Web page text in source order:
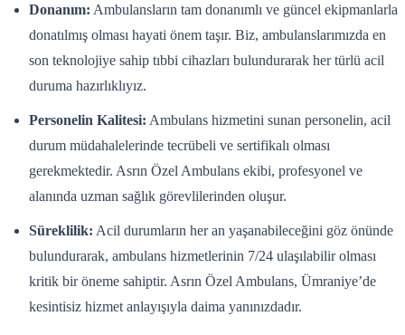
Donanım: Ambulansların tam donanımlı ve güncel ekipmanlarla
donatılmış olması hayati önem taşır. Biz, ambulanslarımızda en
son teknolojiye sahip tıbbi cihazları bulundurarak her türlü acil
duruma hazırlıklıyız.
Personelin Kalitesi: Ambulans hizmetini sunan personelin, acil
durum müdahalelerinde tecrübeli ve sertifikalı olması
gerekmektedir. Asrın Özel Ambulans ekibi, profesyonel ve
alanında uzman sağlık görevlilerinden oluşur.
Süreklilik: Acil durumların her an yaşanabileceğini göz önünde
bulundurarak, ambulans hizmetlerinin 7/24 ulaşılabilir olması
kritik bir öneme sahiptir. Asrın Özel Ambulans, Ümraniye’de
kesintisiz hizmet anlayışıyla daima yanınızdadır.